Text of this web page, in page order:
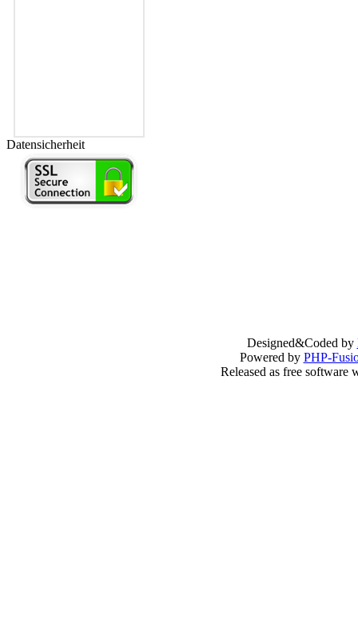
Datensicherheit
Designed&Coded by
Powered by PHP-
Released as free